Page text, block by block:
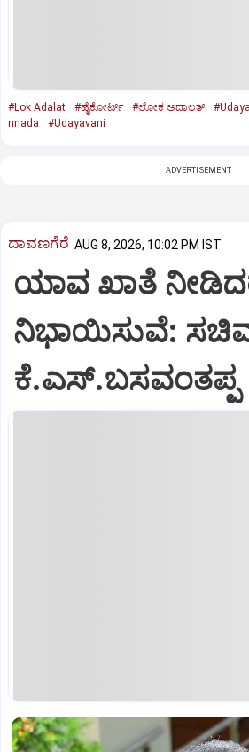
#Lok Adalat #ಹೈಕೋರ್ಟ್ #ಲೋಕ ಅದಾಲತ್
nnada
#Udayavani
ADVERTISEMENT
ದಾವಣಗೆರೆ AUG 8, 2026, 10:02 PM IST
ಯಾವ ಖಾತೆ
ನಿಭಾಯಿಸುವೆ:
ಕೆ.ಎಸ್.ಬಸವಂತಪ್ಪ